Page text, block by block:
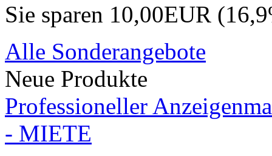
Sie sparen 10,00EUR
Alle Sonderangebote
Neue Produkte
Professioneller
- MIETE